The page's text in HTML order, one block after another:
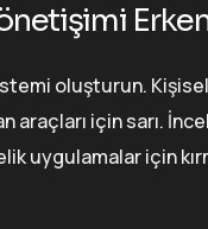
oluşturun.
araçları için sarı.
uygulamalar için